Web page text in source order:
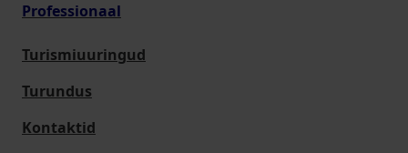
Professionaal
Turismiuuringud
Turundus
Kontaktid